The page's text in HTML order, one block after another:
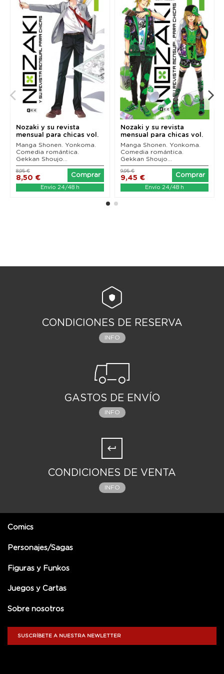
Nozaki y su revista
mensual para chicas vol.
01
Manga Shonen. Yonkoma.
Comedia romántica.
Gekkan Shoujo...
8,50 €
8,95 €
Comprar
Envío 24/48 h
Nozaki y su revista
mensual para chicas vol.
11
Manga Shonen. Yonkoma.
Comedia romántica.
Gekkan Shoujo...
9,45 €
9,95 €
Comprar
Envío 24/48 h
CONDICIONES DE RESERVA
INFO
GASTOS DE ENVÍO
INFO
CONDICIONES DE VENTA
INFO
Comics
Personajes/Sagas
Figuras y Funkos
Juegos y Cartas
Sobre nosotros
SUSCRÍBETE A NUESTRA NEWLETTER